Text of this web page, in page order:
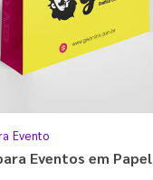
Evento
Eventos em Papel